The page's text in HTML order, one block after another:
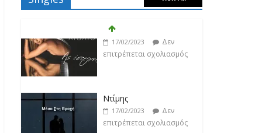
Ντίμης
17/02/2023
Δεν
Darkon feat. Τζένη
Κοσμίδου